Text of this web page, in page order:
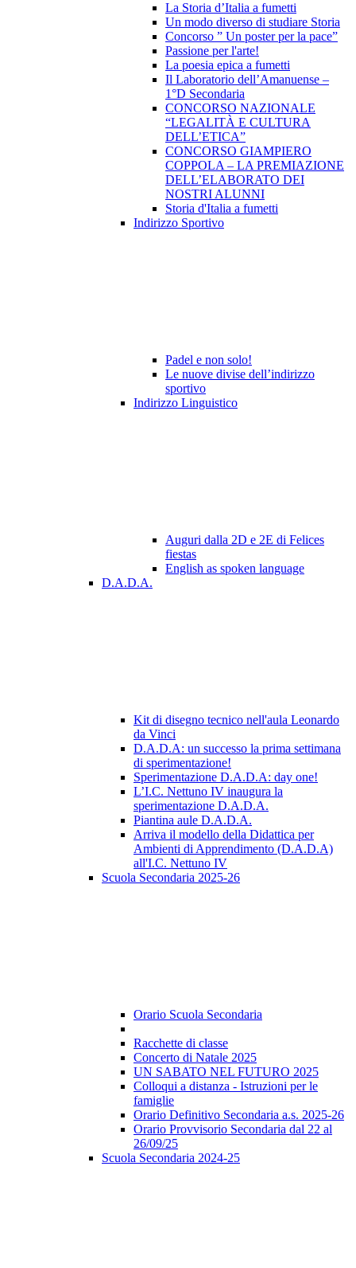
La Storia d’Italia a fumetti
Un modo diverso di studiare Storia
Concorso ” Un poster per la pace”
Passione per l'arte!
La poesia epica a fumetti
Il Laboratorio dell’Amanuense –
1°D Secondaria
CONCORSO NAZIONALE
“LEGALITÀ E CULTURA
DELL’ETICA”
CONCORSO GIAMPIERO
COPPOLA – LA PREMIAZIONE
DELL’ELABORATO DEI
NOSTRI ALUNNI
Storia d'Italia a fumetti
Indirizzo Sportivo
Padel e non solo!
Le nuove divise dell’indirizzo
sportivo
Indirizzo Linguistico
Auguri dalla 2D e 2E di Felices
fiestas
English as spoken language
D.A.D.A.
Kit di disegno tecnico nell'aula Leonardo
da Vinci
D.A.D.A: un successo la prima settimana
di sperimentazione!
Sperimentazione D.A.D.A: day one!
L’I.C. Nettuno IV inaugura la
sperimentazione D.A.D.A.
Piantina aule D.A.D.A.
Arriva il modello della Didattica per
Ambienti di Apprendimento (D.A.D.A)
all'I.C. Nettuno IV
Scuola Secondaria 2025-26
Orario Scuola Secondaria
Racchette di classe
Concerto di Natale 2025
UN SABATO NEL FUTURO 2025
Colloqui a distanza - Istruzioni per le
famiglie
Orario Definitivo Secondaria a.s. 2025-26
Orario Provvisorio Secondaria dal 22 al
26/09/25
Scuola Secondaria 2024-25